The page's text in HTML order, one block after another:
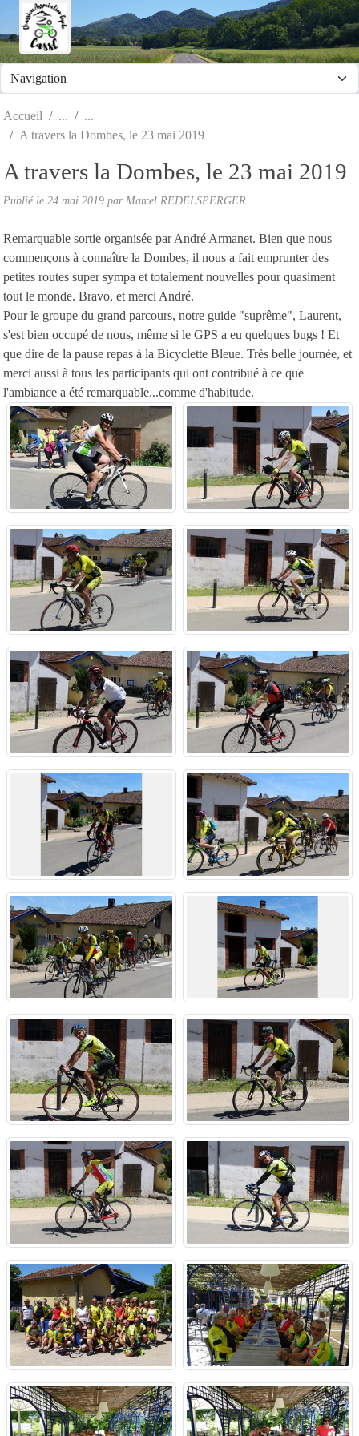
Accueil
A travers la Dombes, le 23 mai 2019
A travers la Dombes, le 23 mai 2019
Publié le 24 mai 2019 par Marcel REDELSPERGER
Remarquable sortie organisée par André Armanet. Bien que nous
commençons à connaître la Dombes, il nous a fait emprunter des
petites routes super sympa et totalement nouvelles pour quasiment
tout le monde. Bravo, et merci André.
Pour le groupe du grand parcours, notre guide "suprême", Laurent,
s'est bien occupé de nous, même si le GPS a eu quelques bugs ! Et
que dire de la pause repas à la Bicyclette Bleue. Très belle journée, et
merci aussi à tous les participants qui ont contribué à ce que
l'ambiance a été remarquable...comme d'habitude.
Panneau de gestion des cookies